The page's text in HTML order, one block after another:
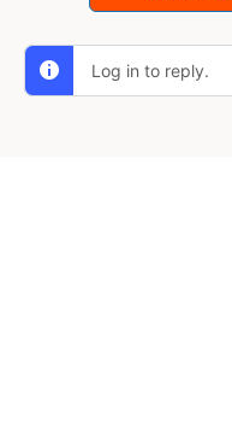
Log in to reply.